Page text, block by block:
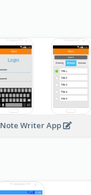
Note Writer App